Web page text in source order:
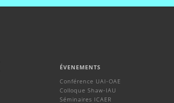
ÉVENEMENTS
Conférence UAI-OAE
Colloque Shaw-IAU
Séminaires ICAER